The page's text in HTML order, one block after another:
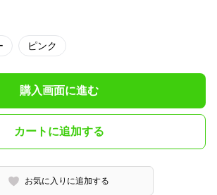
ピンク
購入画面に進む
カートに追加する
お気に入りに追加する